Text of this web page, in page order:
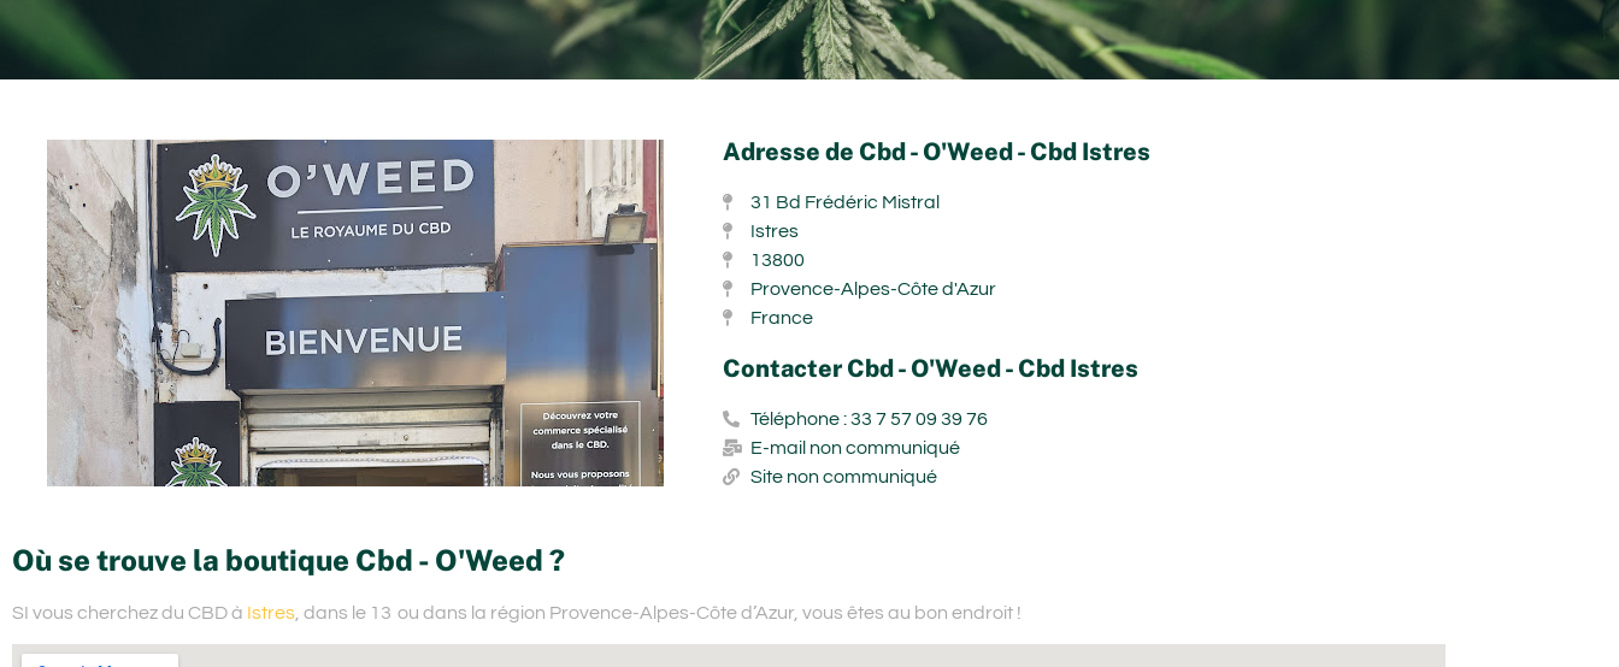
Adresse de Cbd - O'Weed - Cbd Istres
31 Bd Frédéric Mistral
Istres
13800
Provence-Alpes-Côte d'Azur
France
Contacter Cbd - O'Weed - Cbd Istres
Téléphone : 33 7 57 09 39 76
E-mail non communiqué
Site non communiqué
Où se trouve la boutique Cbd - O'Weed ?
SI vous cherchez du CBD à Istres , dans le 13 ou dans la région Provence-Alpes-Côte d’Azur, vous êtes au bon endroit !